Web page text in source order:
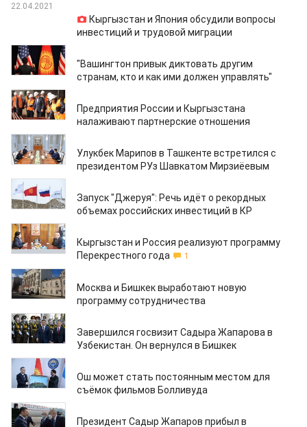
22.04.2021
Кыргызстан и Япония обсудили вопросы
инвестиций и трудовой миграции
20.04.2021
"Вашингтон привык диктовать другим
странам, кто и как ими должен управлять"
05.04.2021
Предприятия России и Кыргызстана
налаживают партнерские отношения
27.03.2021
Улукбек Марипов в Ташкенте встретился с
президентом РУз Шавкатом Мирзиёевым
18.03.2021
Запуск "Джеруя": Речь идёт о рекордных
объемах российских инвестиций в КР
16.03.2021
Кыргызстан и Россия реализуют программу
Перекрестного года
1
13.03.2021
Москва и Бишкек выработают новую
программу сотрудничества
12.03.2021
Завершился госвизит Садыра Жапарова в
Узбекистан. Он вернулся в Бишкек
12.03.2021
Ош может стать постоянным местом для
съёмок фильмов Болливуда
11.03.2021
Президент Садыр Жапаров прибыл в